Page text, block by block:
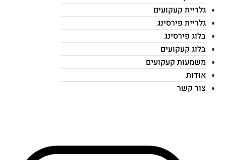
גלריית קעקועים
גלריית פירסינג
בלוג פירסינג
בלוג קעקועים
משמעות קעקועים
אודות
צור קשר